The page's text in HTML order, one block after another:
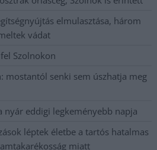
elmulasztása, három
vádat
Szolnokon
mostantól senki sem úszhatja meg
nyár eddigi legkeményebb napja
léptek életbe a tartós hatalmas
miatt